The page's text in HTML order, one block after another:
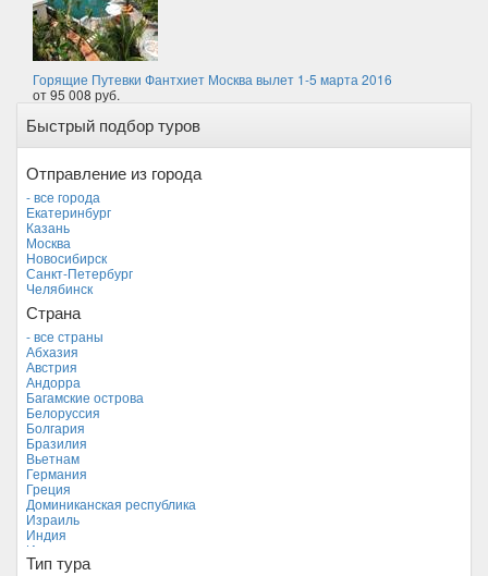
Горящие Путевки Фантхиет Москва вылет 1-5 марта 2016
от 95 008 руб.
Быстрый подбор туров
Отправление из города
- все города
Екатеринбург
Казань
Москва
Новосибирск
Санкт-Петербург
Челябинск
Страна
- все страны
Абхазия
Австрия
Андорра
Багамские острова
Белоруссия
Болгария
Бразилия
Вьетнам
Германия
Греция
Доминиканская республика
Израиль
Индия
Индонезия
Иордания
Тип тура